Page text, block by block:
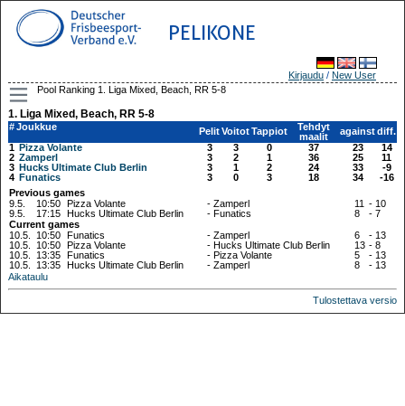
PELIKONE
Kirjaudu / New User
Pool Ranking 1. Liga Mixed, Beach, RR 5-8
1. Liga Mixed, Beach, RR 5-8
#Joukkue PelitVoitotTappiot
Tehdyt
maalit
againstdiff.
1 Pizza Volante 3 3 0 37 23
14
2 Zamperl 3 2 1 36 25
11
3 Hucks Ultimate Club Berlin 3 1 2 24 33
-9
4 Funatics 3 0 3 18 34
-16
Previous games
9.5.
10:50 Pizza Volante - Zamperl 11 - 10
9.5.
17:15 Hucks Ultimate Club Berlin - Funatics 8 - 7
Current games
10.5.
10:50 Funatics - Zamperl 6 - 13
10.5.
10:50 Pizza Volante - Hucks Ultimate Club Berlin 13 - 8
10.5.
13:35 Funatics - Pizza Volante 5 - 13
10.5.
13:35 Hucks Ultimate Club Berlin - Zamperl 8 - 13
Aikataulu
Tulostettava versio